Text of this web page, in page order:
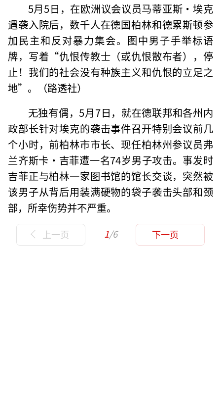
5月5日，在欧洲议会议员马蒂亚斯·埃克
遇袭入院后，数千人在德国柏林和德累斯顿参
加民主和反对暴力集会。图中男子手举标语
牌，写着“仇恨传教士（或仇恨散布者），停
止！我们的社会没有种族主义和仇恨的立足之
地”。（路透社）
无独有偶，5月7日，就在德联邦和各州内
政部长针对埃克的袭击事件召开特别会议前几
个小时，前柏林市市长、现任柏林州参议员弗
兰齐斯卡·吉菲遭一名74岁男子攻击。事发时
吉菲正与柏林一家图书馆的馆长交谈，突然被
该男子从背后用装满硬物的袋子袭击头部和颈
部，所幸伤势并不严重。
上一页 1/6 下一页